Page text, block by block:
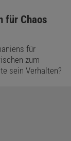
für Chaos
für
zum
sein Verhalten?